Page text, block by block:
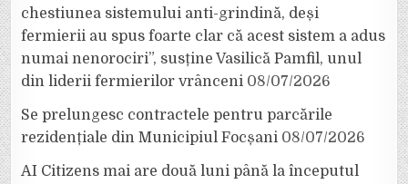
chestiunea sistemului anti-grindină, deși
fermierii au spus foarte clar că acest sistem a adus
numai nenorociri”, susține Vasilică Pamfil, unul
din liderii fermierilor vrânceni 08/07/2026
Se prelungesc contractele pentru parcările
rezidențiale din Municipiul Focșani 08/07/2026
AI Citizens mai are două luni până la începutul